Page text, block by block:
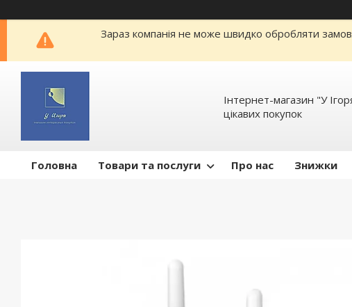
Зараз компанія не може швидко обробляти
Інтернет-магазин "У
цікавих покупок
Головна Товари та послуги Про нас Знижки